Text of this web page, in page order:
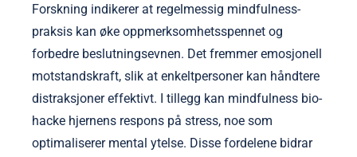
Forskning indikerer at regelmessig mindfulness-
praksis kan øke oppmerksomhetsspennet og
forbedre beslutningsevnen. Det fremmer emosjonell
motstandskraft, slik at enkeltpersoner kan håndtere
distraksjoner effektivt. I tillegg kan mindfulness bio-
hacke hjernens respons på stress, noe som
optimaliserer mental ytelse. Disse fordelene bidrar